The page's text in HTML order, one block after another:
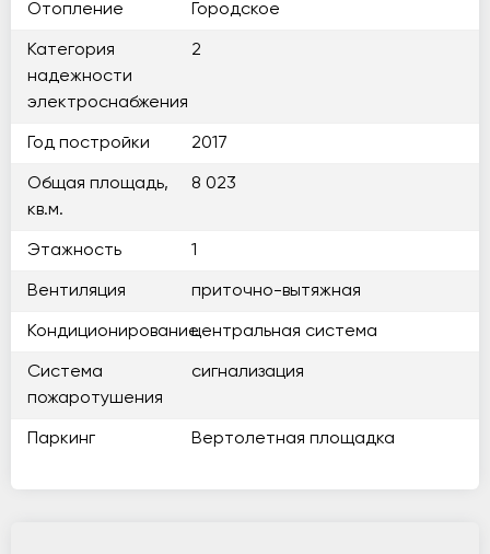
Отопление Городское
Категория
надежности
электроснабжения
2
Год постройки 2017
Общая площадь,
кв.м.
8 023
Этажность 1
Вентиляция приточно-вытяжная
Кондиционированиецентральная система
Система
пожаротушения
сигнализация
Паркинг Вертолетная площадка